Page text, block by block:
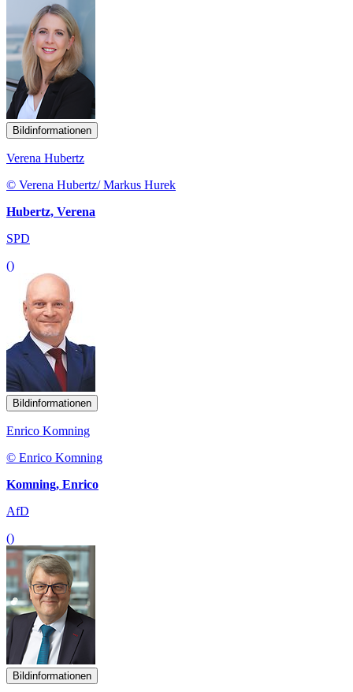
Bildinformationen
Verena Hubertz
© Verena Hubertz/ Markus Hurek
Hubertz, Verena
SPD
()
Bildinformationen
Enrico Komning
© Enrico Komning
Komning, Enrico
AfD
()
Bildinformationen